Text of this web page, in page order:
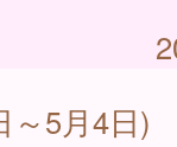
～5月4日)